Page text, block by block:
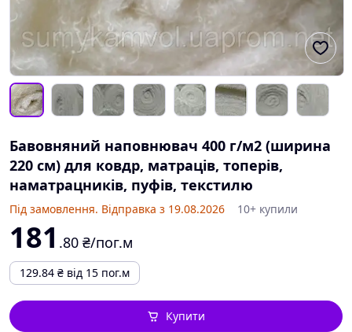
Бавовняний наповнювач 400 г/м2 (ширина
220 см) для ковдр, матраців, топерів,
наматрацників, пуфів, текстилю
Під замовлення. Відправка з 19.08.2026 10+ купили
181 .80 ₴/пог.м
129.84 ₴ від 15 пог.м
Купити